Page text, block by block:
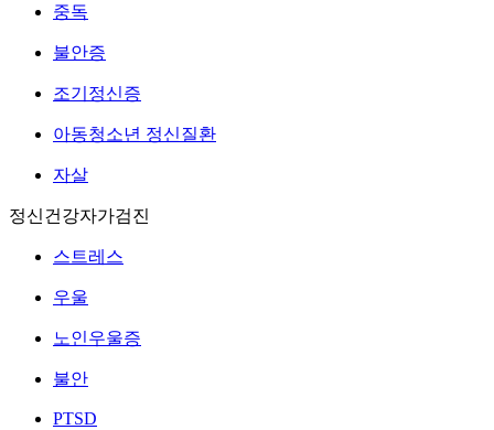
중독
불안증
조기정신증
아동청소년 정신질환
자살
정신건강자가검진
스트레스
우울
노인우울증
불안
PTSD